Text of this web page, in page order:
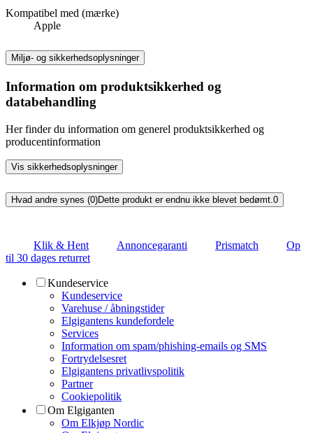
Kompatibel med (mærke)
Apple
Miljø- og sikkerhedsoplysninger
Information om produktsikkerhed og
databehandling
Her finder du information om generel produktsikkerhed og
producentinformation
Vis sikkerhedsoplysninger
Hvad andre synes (0)Dette produkt er endnu ikke blevet bedømt. 0
Klik & Hent Annoncegaranti Prismatch
Op
til 30 dages returret
Kundeservice
Kundeservice
Varehuse / åbningstider
Elgigantens kundefordele
Services
Information om spam/phishing-emails og SMS
Fortrydelsesret
Elgigantens privatlivspolitik
Partner
Cookiepolitik
Om Elgiganten
Om Elkjøp Nordic